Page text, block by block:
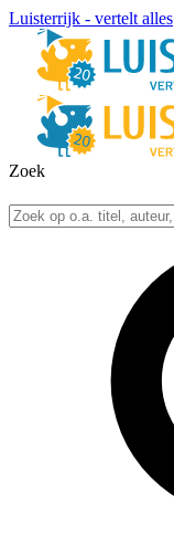
Luisterrijk - vertelt alles
Zoek